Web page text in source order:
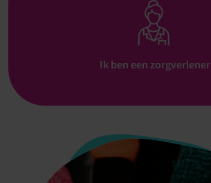
Ik ben een zorgverlener